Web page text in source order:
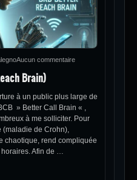
Aucun commentaire
Brain)
à un public plus large de
» Better Call Brain « ,
à me solliciter. Pour
de Crohn),
chaotique, rend compliquée
Afin de …